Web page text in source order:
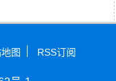
图 RSS订阅